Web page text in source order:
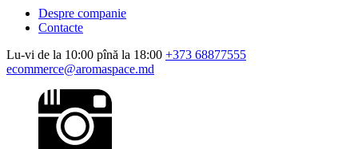
Despre companie
Contacte
Lu-vi de la 10:00 pînă la 18:00 +373 68877555
ecommerce@aromaspace.md